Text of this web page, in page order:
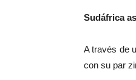
Sudáfrica
A través de
con su par